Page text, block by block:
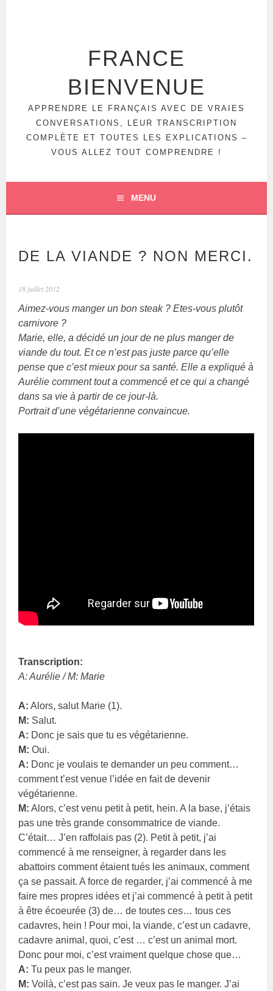
FRANCE
BIENVENUE
APPRENDRE LE FRANÇAIS AVEC DE VRAIES
CONVERSATIONS, LEUR TRANSCRIPTION
COMPLÈTE ET TOUTES LES EXPLICATIONS –
VOUS ALLEZ TOUT COMPRENDRE !
MENU
DE LA VIANDE ? NON MERCI.
18 juillet 2012
Aimez-vous manger un bon steak ? Etes-vous plutôt
carnivore ?
Marie, elle, a décidé un jour de ne plus manger de
viande du tout. Et ce n’est pas juste parce qu’elle
pense que c’est mieux pour sa santé. Elle a expliqué à
Aurélie comment tout a commencé et ce qui a changé
dans sa vie à partir de ce jour-là.
Portrait d’une végétarienne convaincue.
Transcription:
A: Aurélie / M: Marie
A: Alors, salut Marie (1).
M: Salut.
A: Donc je sais que tu es végétarienne.
M: Oui.
A: Donc je voulais te demander un peu comment…
comment t’est venue l’idée en fait de devenir
végétarienne.
M: Alors, c’est venu petit à petit, hein. A la base, j’étais
pas une très grande consommatrice de viande.
C’était… J’en raffolais pas (2). Petit à petit, j’ai
commencé à me renseigner, à regarder dans les
abattoirs comment étaient tués les animaux, comment
ça se passait. A force de regarder, j’ai commencé à me
faire mes propres idées et j’ai commencé à petit à petit
à être écoeurée (3) de… de toutes ces… tous ces
cadavres, hein ! Pour moi, la viande, c’est un cadavre,
cadavre animal, quoi, c’est … c’est un animal mort.
Donc pour moi, c’est vraiment quelque chose que…
A: Tu peux pas le manger.
M: Voilà, c’est pas sain. Je veux pas le manger. J’ai